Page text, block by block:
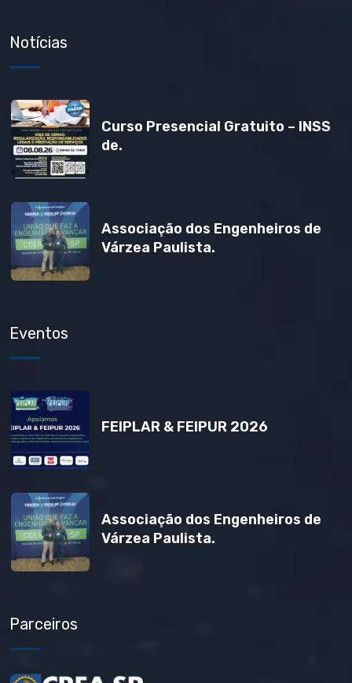
Notícias
Curso Presencial Gratuito – INSS
de.
Associação dos Engenheiros de
Várzea Paulista.
Eventos
FEIPLAR & FEIPUR 2026
Associação dos Engenheiros de
Várzea Paulista.
Parceiros